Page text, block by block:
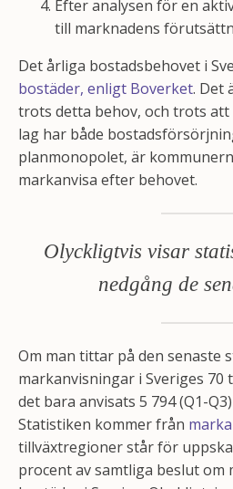
Efter analysen för en
till marknadens
Det årliga bostadsbehovet i
bostäder, enligt Boverket. Det
trots detta behov, och trots
lag har både
planmonopolet, är
markanvisa efter behovet.
Olyckligtvis visar
nedgång de
Om man tittar på den senaste
markanvisningar i Sveriges
det bara anvisats 5 794 (Q1-
Statistiken kommer från
tillväxtregioner står för
procent av samtliga beslut om